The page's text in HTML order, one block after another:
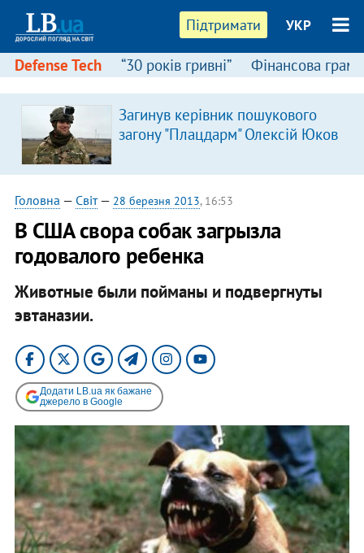
Підтримати УКР
Defense Tech “30 років гривні” Фінансова
Загинув керівник пошукового
загону "Плацдарм" Олексій Юков
Головна — Світ— 28 березня 2013, 16:53
В США свора собак загрызла
годовалого ребенка
Животные были пойманы и подвергнуты
эвтаназии.
Додати LB.ua як бажане
джерело в Google